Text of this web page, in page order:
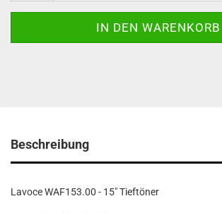
Beschreibung
Lavoce WAF153.00 - 15" Tieftöner